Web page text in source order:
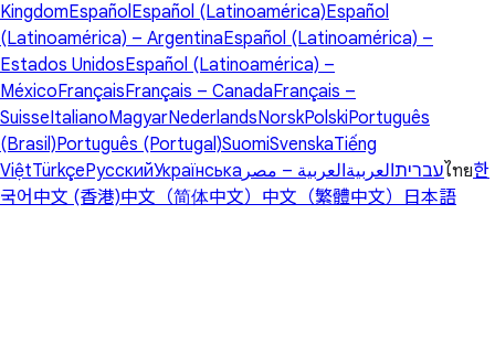
KingdomEspañolEspañol (Latinoamérica)Español
(Latinoamérica) – ArgentinaEspañol (Latinoamérica) –
Estados UnidosEspañol (Latinoamérica) –
MéxicoFrançaisFrançais – CanadaFrançais –
SuisseItalianoMagyarNederlandsNorskPolskiPortuguês
(Brasil)Português (Portugal)SuomiSvenskaTiếng
ViệtTürkçeРусскийУкраїнська עבריתالعربيةالعربية – مصر ไทย한
국어 中文 (香港)中文（简体中文） 中文（繁體中文） 日本語